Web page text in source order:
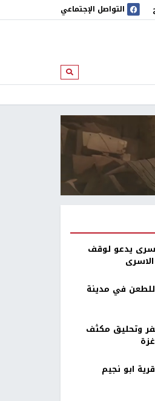
التواصل الإجتماعي
ابحث
يدعو لوقف
للطعن في مدينة
وتحليق مكثف
ابو نجيم